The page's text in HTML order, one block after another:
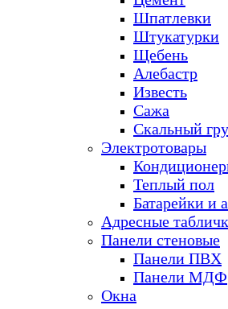
Шпатлевки
Штукатурки
Щебень
Алебастр
Известь
Сажа
Скальный
Электротовары
Теплый пол
Батарейки и
Адресные
Панели стеновые
Панели ПВХ
Панели МДФ
Окна